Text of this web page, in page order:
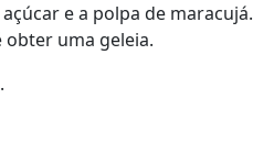
e a polpa de maracujá.
obter uma geleia.